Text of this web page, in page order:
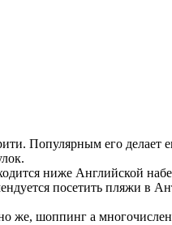
Популярным его делает
ниже Английской
посетить пляжи в
же, шоппинг а